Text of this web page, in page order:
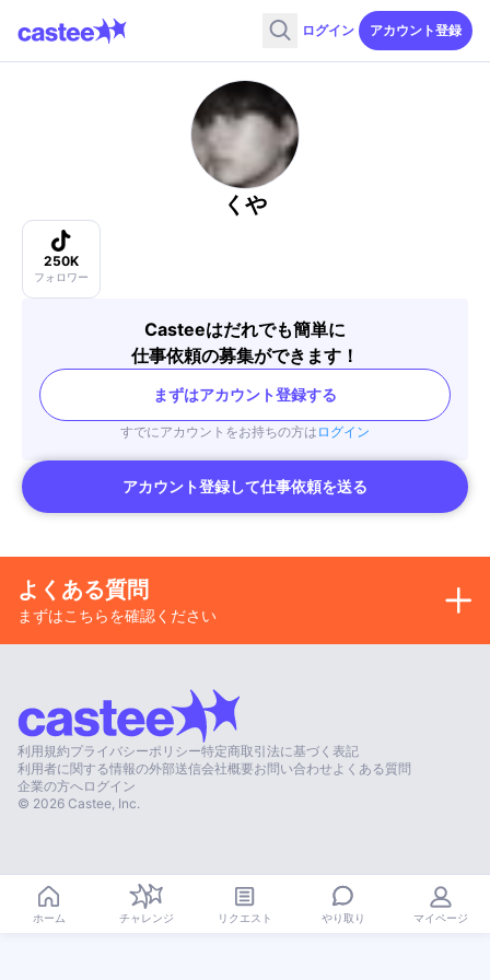
ログイン アカウント登録
くや
250K
フォロワー
Casteeはだれでも簡単に
仕事依頼の募集ができます！
まずはアカウント登録する
すでにアカウントをお持ちの方は ログイン
アカウント登録して仕事依頼を送る
よくある質問
まずはこちらを確認ください
利用規約プライバシーポリシー特定商取引法に基づく表記
利用者に関する情報の外部送信会社概要お問い合わせ よくある質問
企業の方へログイン
© 2026 Castee, Inc.
ホーム チャレンジ リクエスト やり取り マイページ